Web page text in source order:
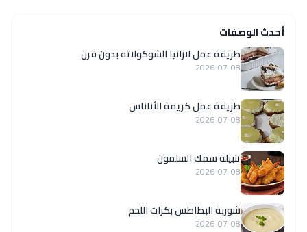
أحدث الوصفات
طريقة عمل لازانيا الشوكولاته بدون فرن
2026-07-08
طريقة عمل كريمة الأناناس
2026-07-08
تتبيلة سمك السلمون
2026-07-08
شوربة البطاطس بكرات اللحم
2026-07-08